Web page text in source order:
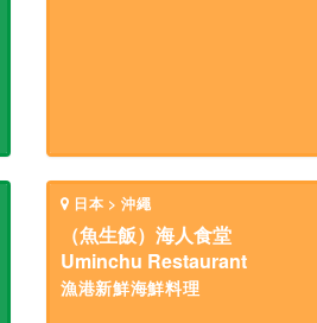
日本 > 沖繩
（魚生飯）海人食堂
Uminchu Restaurant
漁港新鮮海鮮料理